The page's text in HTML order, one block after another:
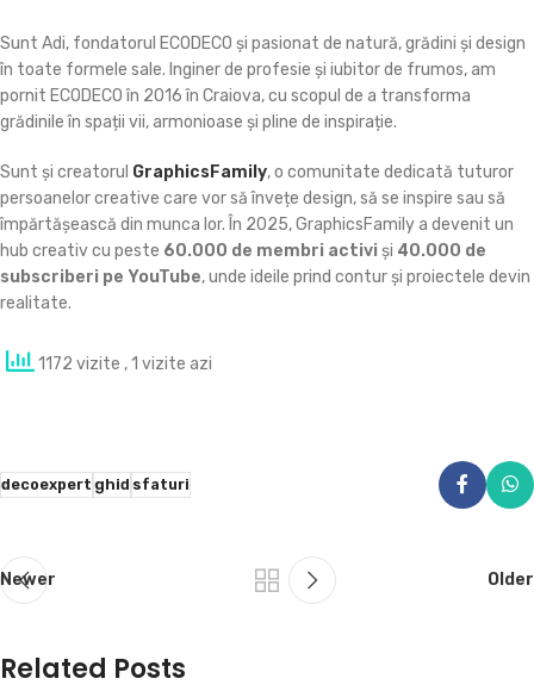
Sunt Adi, fondatorul ECODECO și pasionat de natură, grădini și design
în toate formele sale. Inginer de profesie și iubitor de frumos, am
pornit ECODECO în 2016 în Craiova, cu scopul de a transforma
grădinile în spații vii, armonioase și pline de inspirație.
Sunt și creatorul GraphicsFamily, o comunitate dedicată tuturor
persoanelor creative care vor să învețe design, să se inspire sau să
împărtășească din munca lor. În 2025, GraphicsFamily a devenit un
hub creativ cu peste 60.000 de membri activi și 40.000 de
subscriberi pe YouTube, unde ideile prind contur și proiectele devin
realitate.
1172 vizite , 1 vizite azi
decoexpert ghid sfaturi
Newer Older
Related Posts